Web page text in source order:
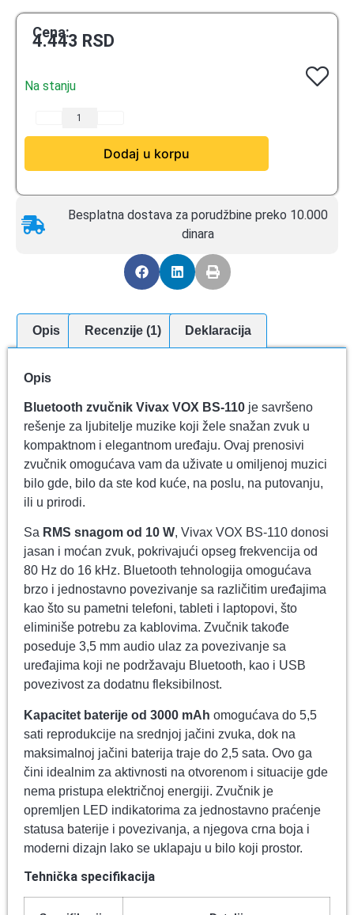
Ocenjeno
5.00od 5
na osnovu
1
Cena:
4.443 RSD
Na stanju
Dodaj u korpu
Besplatna dostava za porudžbine preko 10.000
dinara
Opis Recenzije (1) Deklaracija
Opis
Bluetooth zvučnik Vivax VOX BS-110 je savršeno
rešenje za ljubitelje muzike koji žele snažan zvuk u
kompaktnom i elegantnom uređaju. Ovaj prenosivi
zvučnik omogućava vam da uživate u omiljenoj muzici
bilo gde, bilo da ste kod kuće, na poslu, na putovanju,
ili u prirodi.
Sa RMS snagom od 10 W, Vivax VOX BS-110 donosi
jasan i moćan zvuk, pokrivajući opseg frekvencija od
80 Hz do 16 kHz. Bluetooth tehnologija omogućava
brzo i jednostavno povezivanje sa različitim uređajima
kao što su pametni telefoni, tableti i laptopovi, što
eliminiše potrebu za kablovima. Zvučnik takođe
poseduje 3,5 mm audio ulaz za povezivanje sa
uređajima koji ne podržavaju Bluetooth, kao i USB
povezivost za dodatnu fleksibilnost.
Kapacitet baterije od 3000 mAh omogućava do 5,5
sati reprodukcije na srednjoj jačini zvuka, dok na
maksimalnoj jačini baterija traje do 2,5 sata. Ovo ga
čini idealnim za aktivnosti na otvorenom i situacije gde
nema pristupa električnoj energiji. Zvučnik je
opremljen LED indikatorima za jednostavno praćenje
statusa baterije i povezivanja, a njegova crna boja i
moderni dizajn lako se uklapaju u bilo koji prostor.
Tehnička specifikacija